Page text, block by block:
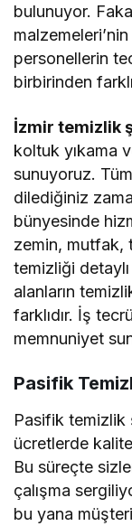
bulunuyor.
personellerin
birbirinden
İzmir temizlik
koltuk yıkama
sunuyoruz.
dilediğiniz
bünyesinde
zemin, mutfak,
temizliği
alanların
farklıdır. İş
memnuniyet
Pasifik
Pasifik temizlik
ücretlerde
Bu süreçte
çalışma
bu yana